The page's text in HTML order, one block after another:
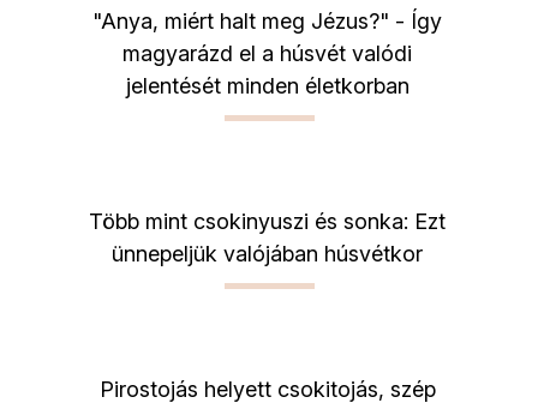
"Anya, miért halt meg Jézus?" - Így
magyarázd el a húsvét valódi
jelentését minden életkorban
Több mint csokinyuszi és sonka: Ezt
ünnepeljük valójában húsvétkor
Pirostojás helyett csokitojás, szép